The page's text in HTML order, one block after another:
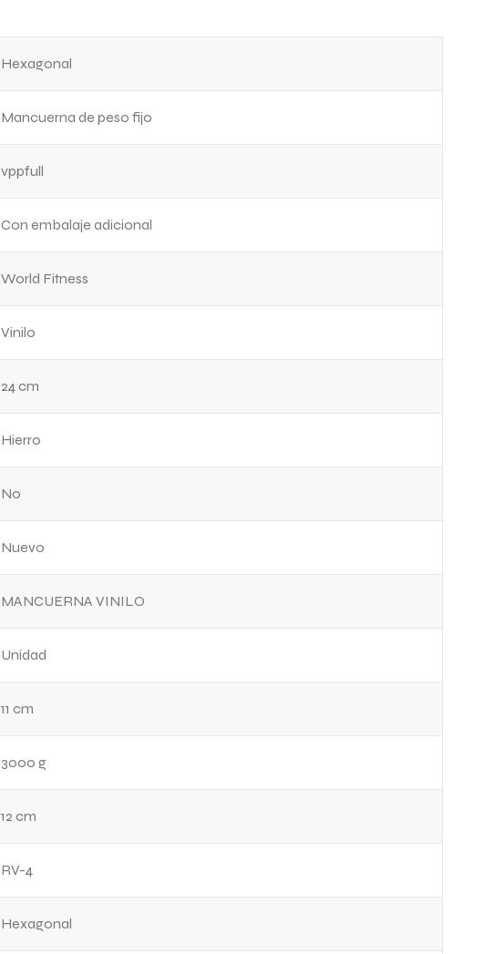
Hexagonal
Mancuerna de peso fijo
vppfull
Con embalaje adicional
World Fitness
Vinilo
24 cm
Hierro
No
Nuevo
MANCUERNA VINILO
Unidad
11 cm
3000 g
12 cm
RV-4
Hexagonal